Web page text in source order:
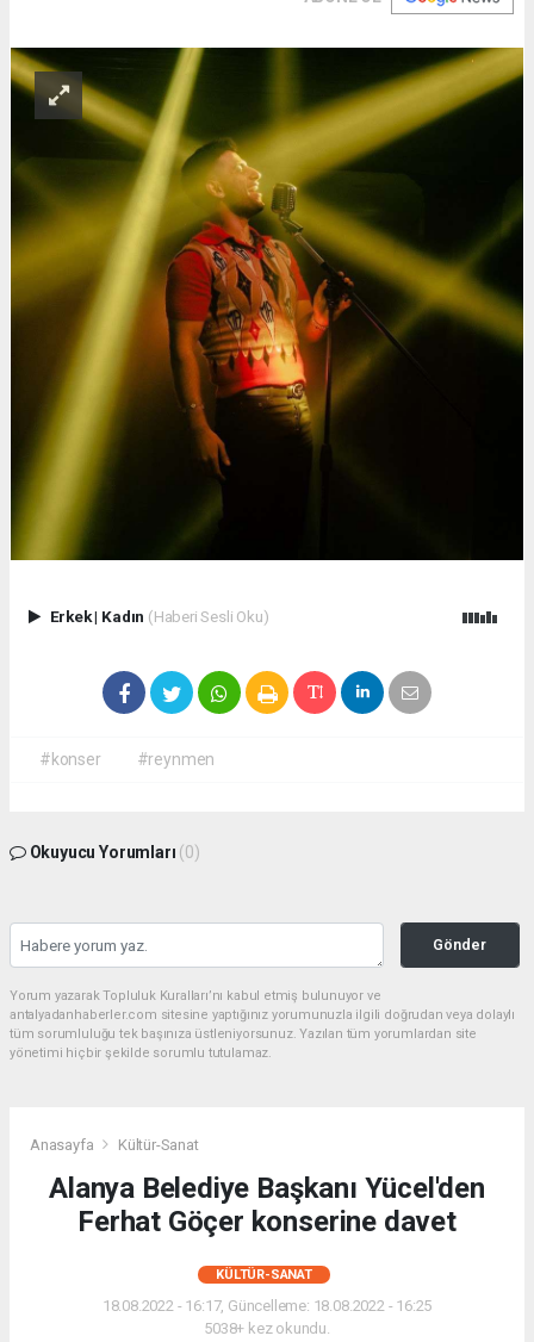
Erkek| Kadın (Haberi Sesli Oku)
#konser #reynmen
Okuyucu Yorumları (0)
Gönder
Yorum yazarak Topluluk Kuralları’nı kabul etmiş bulunuyor ve
antalyadanhaberler.com sitesine yaptığınız yorumunuzla ilgili doğrudan veya dolaylı
tüm sorumluluğu tek başınıza üstleniyorsunuz. Yazılan tüm yorumlardan site
yönetimi hiçbir şekilde sorumlu tutulamaz.
Anasayfa Kültür-Sanat
Alanya Belediye Başkanı Yücel'den
Ferhat Göçer konserine davet
KÜLTÜR-SANAT
18.08.2022 - 16:17, Güncelleme: 18.08.2022 - 16:25
5038+ kez okundu.